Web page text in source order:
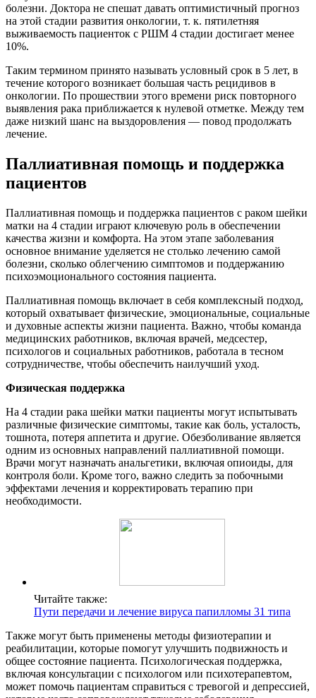
болезни. Доктора не спешат давать оптимистичный прогноз
на этой стадии развития онкологии, т. к. пятилетняя
выживаемость пациенток с РШМ 4 стадии достигает менее
10%.
Таким термином принято называть условный срок в 5 лет, в
течение которого возникает большая часть рецидивов в
онкологии. По прошествии этого времени риск повторного
выявления рака приближается к нулевой отметке. Между тем
даже низкий шанс на выздоровления — повод продолжать
лечение.
Паллиативная помощь и поддержка
пациентов
Паллиативная помощь и поддержка пациентов с раком шейки
матки на 4 стадии играют ключевую роль в обеспечении
качества жизни и комфорта. На этом этапе заболевания
основное внимание уделяется не столько лечению самой
болезни, сколько облегчению симптомов и поддержанию
психоэмоционального состояния пациента.
Паллиативная помощь включает в себя комплексный подход,
который охватывает физические, эмоциональные, социальные
и духовные аспекты жизни пациента. Важно, чтобы команда
медицинских работников, включая врачей, медсестер,
психологов и социальных работников, работала в тесном
сотрудничестве, чтобы обеспечить наилучший уход.
Физическая поддержка
На 4 стадии рака шейки матки пациенты могут испытывать
различные физические симптомы, такие как боль, усталость,
тошнота, потеря аппетита и другие. Обезболивание является
одним из основных направлений паллиативной помощи.
Врачи могут назначать анальгетики, включая опиоиды, для
контроля боли. Кроме того, важно следить за побочными
эффектами лечения и корректировать терапию при
необходимости.
Читайте также:
Пути передачи и лечение вируса папилломы 31 типа
Также могут быть применены методы физиотерапии и
реабилитации, которые помогут улучшить подвижность и
общее состояние пациента. Психологическая поддержка,
включая консультации с психологом или психотерапевтом,
может помочь пациентам справиться с тревогой и депрессией,